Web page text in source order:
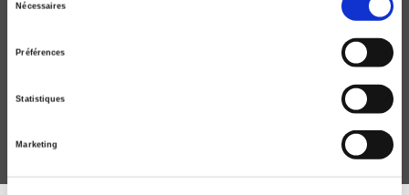
Nécessaires
Préférences
Statistiques
Marketing
Alain Dieckhoff, Philippe Portier